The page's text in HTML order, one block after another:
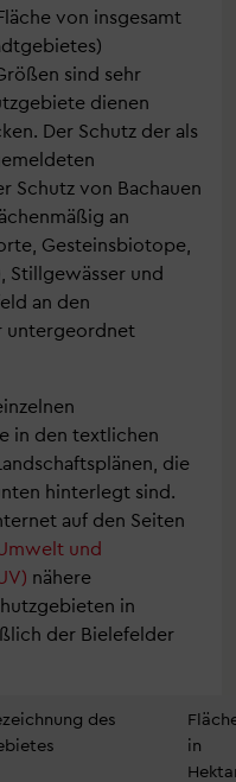
von insgesamt
sind sehr
dienen
Der Schutz der als
Schutz von Bachauen
an
Gesteinsbiotope,
Stillgewässer und
an den
untergeordnet
in den textlichen
die
hinterlegt sind.
auf den Seiten
und
nähere
in
der Bielefelder
des
in